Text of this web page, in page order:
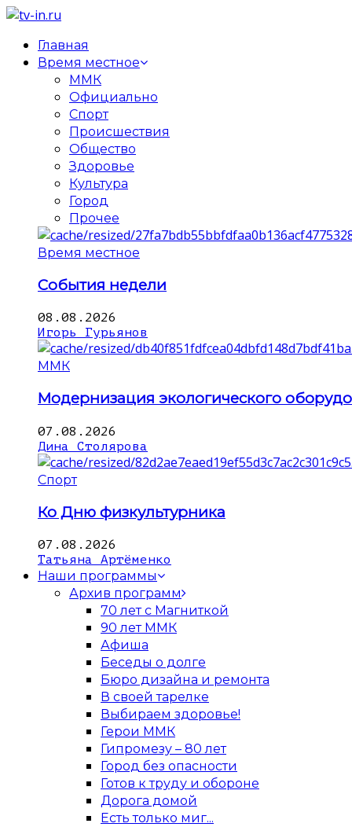
Главная
Время местное
ММК
Официально
Спорт
Происшествия
Общество
Здоровье
Культура
Город
Прочее
Время местное
События недели
08.08.2026
Игорь Гурьянов
ММК
Модернизация экологического
07.08.2026
Дина Столярова
Спорт
Ко Дню физкультурника
07.08.2026
Татьяна Артёменко
Наши программы
Архив программ
70 лет с Магниткой
90 лет ММК
Афиша
Беседы о долге
Бюро дизайна и ремонта
В своей тарелке
Выбираем здоровье!
Герои ММК
Гипромезу – 80 лет
Город без опасности
Готов к труду и обороне
Дорога домой
Есть только миг...